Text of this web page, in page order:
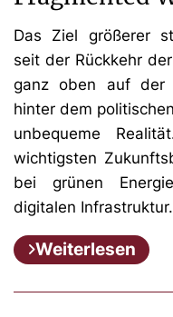
Das Ziel größerer
seit der Rückkehr
ganz oben auf der
hinter dem
unbequeme
wichtigsten
bei grünen
digitalen Infrastruktur.
Weiterlesen